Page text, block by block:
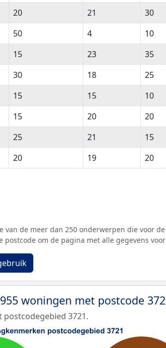
Huishoudens Adressen
20 21 30
50 4 10
15 23 35
30 18 25
15 15 10
15 20 20
25 21 15
20 19 20
van de meer dan 250 onderwerpen die voor
om de pagina met alle gegevens
woningen met postcode
postcodegebied 3721.